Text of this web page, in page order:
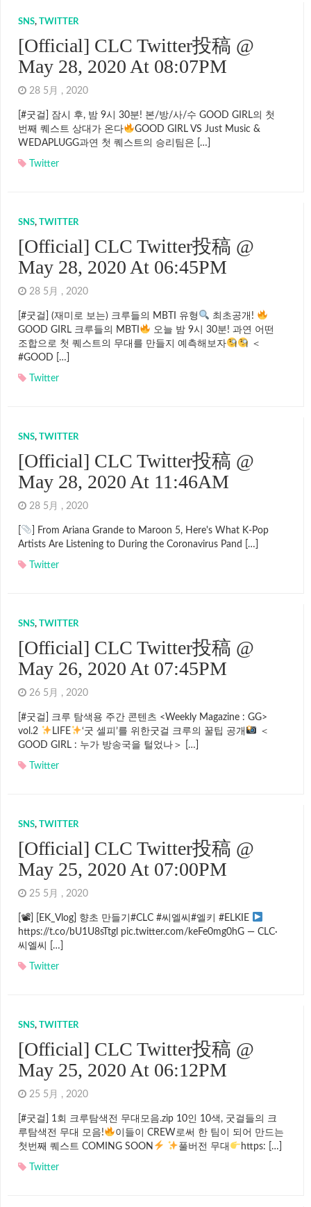
SNS, TWITTER
[Official] CLC Twitter投稿 @
May 28, 2020 At 08:07PM
28 5月 , 2020
[#굿걸] 잠시 후, 밤 9시 30분! 본/방/사/수 GOOD GIRL의 첫
번째 퀘스트 상대가 온다
GOOD GIRL VS Just Music &
WEDAPLUGG과연 첫 퀘스트의 승리팀은 […]
Twitter
SNS, TWITTER
[Official] CLC Twitter投稿 @
May 28, 2020 At 06:45PM
28 5月 , 2020
[#굿걸] (재미로 보는) 크루들의 MBTI 유형
최초공개!
GOOD GIRL 크루들의 MBTI
오늘 밤 9시 30분! 과연 어떤
조합으로 첫 퀘스트의 무대를 만들지 예측해보자
＜
#GOOD […]
Twitter
SNS, TWITTER
[Official] CLC Twitter投稿 @
May 28, 2020 At 11:46AM
28 5月 , 2020
] From Ariana Grande to Maroon 5, Here's What K-Pop
Artists Are Listening to During the Coronavirus Pand […]
Twitter
SNS, TWITTER
[Official] CLC Twitter投稿 @
May 26, 2020 At 07:45PM
26 5月 , 2020
[#굿걸] 크루 탐색용 주간 콘텐츠 <Weekly Magazine : GG>
vol.2
LIFE ‘굿 셀피’를 위한굿걸 크루의 꿀팁 공개
＜
GOOD GIRL : 누가 방송국을 털었나＞ […]
Twitter
SNS, TWITTER
[Official] CLC Twitter投稿 @
May 25, 2020 At 07:00PM
25 5月 , 2020
[📽] [EK_Vlog] 향초 만들기#CLC #씨엘씨#엘키 #ELKIE
https://t.co/bU1U8sTtgl pic.twitter.com/keFe0mg0hG — CLC·
씨엘씨 […]
Twitter
SNS, TWITTER
[Official] CLC Twitter投稿 @
May 25, 2020 At 06:12PM
25 5月 , 2020
[#굿걸] 1회 크루탐색전 무대모음.zip 10인 10색, 굿걸들의 크
루탐색전 무대 모음!
이들이 CREW로써 한 팀이 되어 만드는
첫번째 퀘스트 COMING SOON
풀버전 무대 https: […]
Twitter